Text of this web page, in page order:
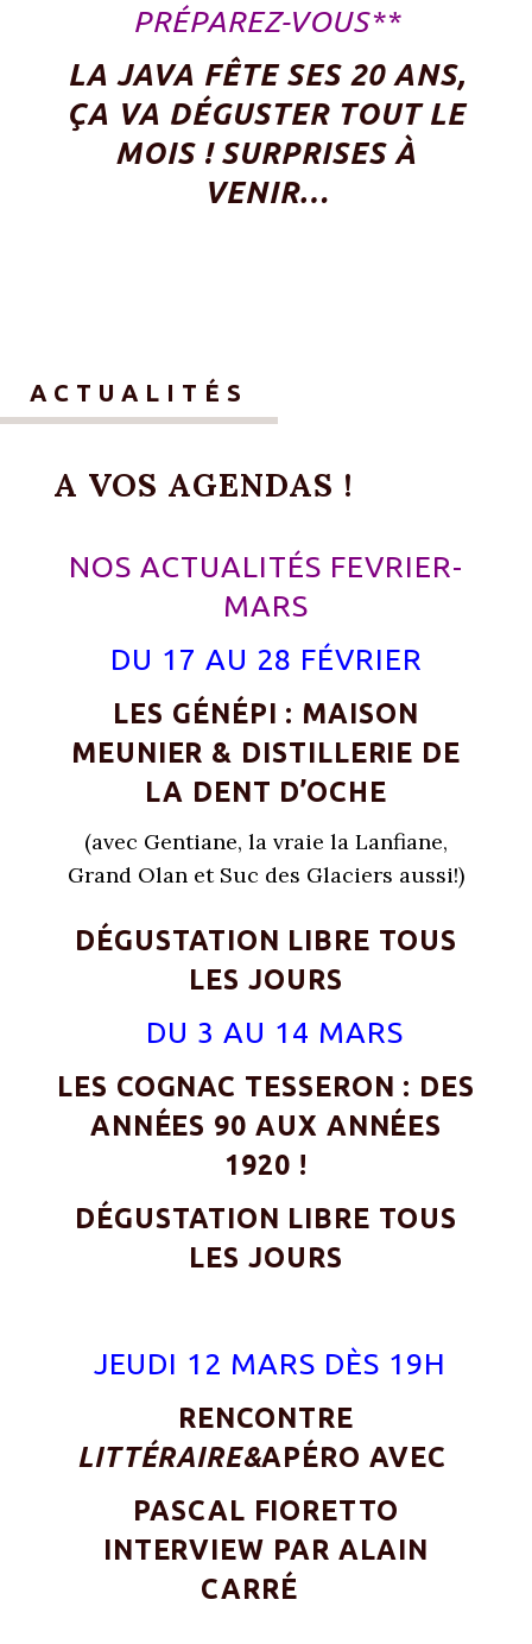
PRÉPAREZ-VOUS**
LA JAVA FÊTE SES 20 ANS,
ÇA VA DÉGUSTER TOUT LE
MOIS ! SURPRISES À
VENIR…
ACTUALITÉS
A VOS AGENDAS !
NOS ACTUALITÉS FEVRIER-
MARS
DU 17 AU 28 FÉVRIER
LES GÉNÉPI : MAISON
MEUNIER & DISTILLERIE DE
LA DENT D’OCHE
(avec Gentiane, la vraie la Lanfiane,
Grand Olan et Suc des Glaciers aussi!)
DÉGUSTATION LIBRE TOUS
LES JOURS
DU 3 AU 14 MARS
LES COGNAC TESSERON : DES
ANNÉES 90 AUX ANNÉES
1920 !
DÉGUSTATION LIBRE TOUS
LES JOURS
JEUDI 12 MARS DÈS 19H
RENCONTRE
LITTÉRAIRE&APÉRO AVEC
PASCAL FIORETTO
INTERVIEW PAR ALAIN
CARRÉ